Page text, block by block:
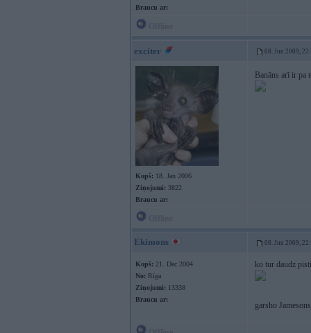
Braucu ar:
exciter 08. Jun 2009,
Kopš: 18. Jan 2006
Ziņojumi: 3822
Braucu ar:
Banāns arī ir pa
Ekimons 08. Jun 2009,
Kopš: 21. Dec 2004
No: Rīga
Ziņojumi: 13338
Braucu ar:
ko tur daudz
garsho